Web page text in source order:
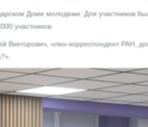
Доме молодежи. Для участников
участников.
член-корреспондент РАН,